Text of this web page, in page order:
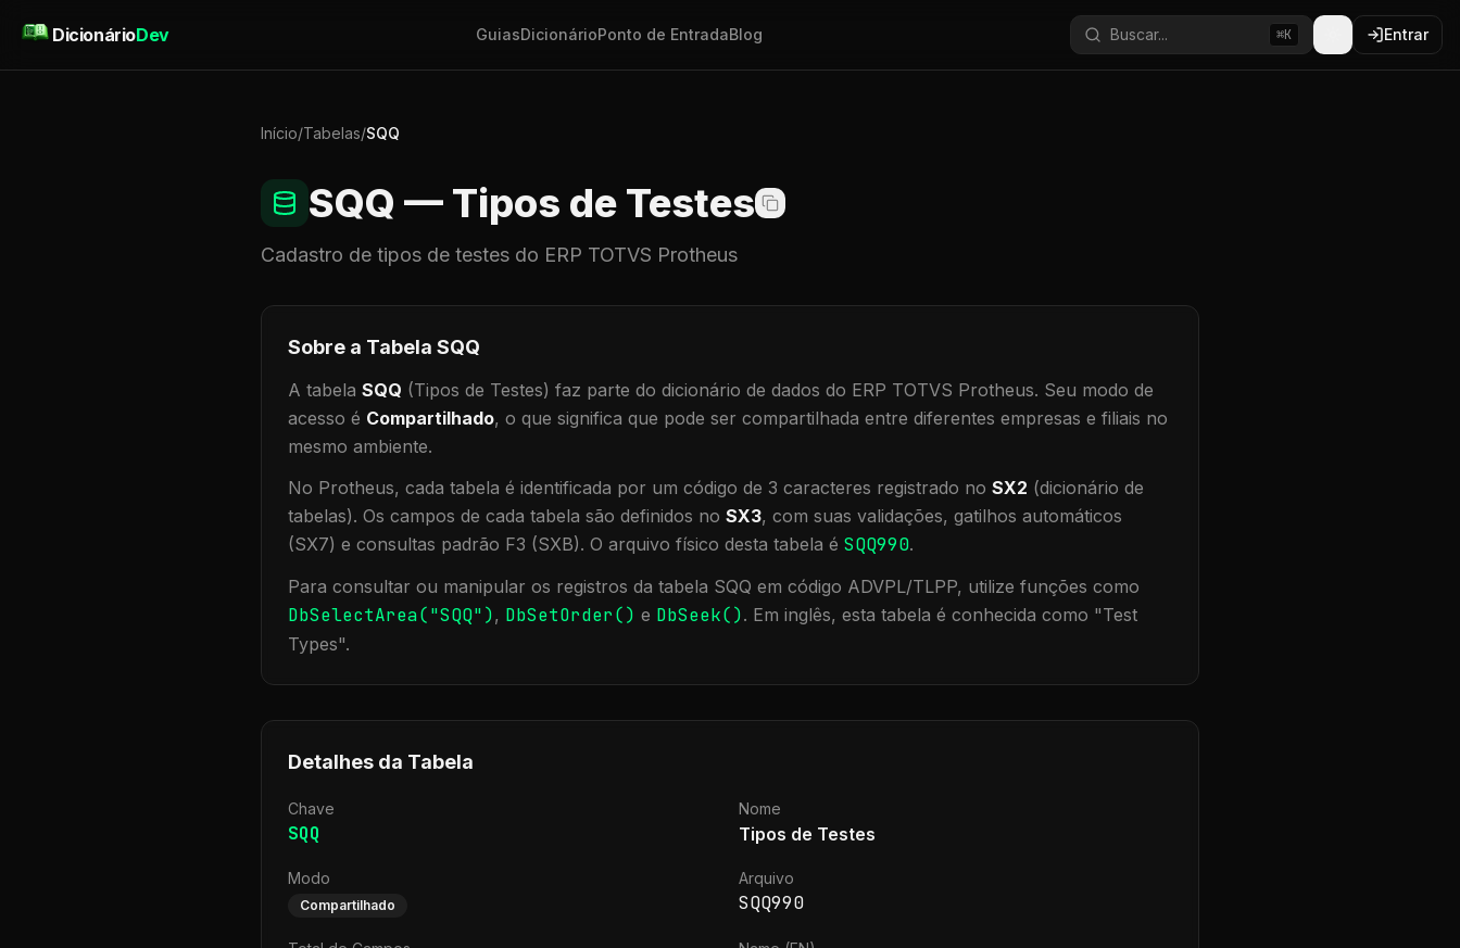
DicionárioDev GuiasDicionárioPonto de EntradaBlog Buscar... ⌘K Entrar
Início/Tabelas/SQQ
SQQ — Tipos de Testes
Cadastro de tipos de testes do ERP TOTVS Protheus
Sobre a Tabela SQQ
A tabela SQQ (Tipos de Testes) faz parte do dicionário de dados do ERP TOTVS Protheus. Seu modo de
acesso é Compartilhado, o que significa que pode ser compartilhada entre diferentes empresas e filiais no
mesmo ambiente.
No Protheus, cada tabela é identificada por um código de 3 caracteres registrado no SX2 (dicionário de
tabelas). Os campos de cada tabela são definidos no SX3, com suas validações, gatilhos automáticos
(SX7) e consultas padrão F3 (SXB). O arquivo físico desta tabela é SQQ990.
Para consultar ou manipular os registros da tabela SQQ em código ADVPL/TLPP, utilize funções como
DbSelectArea("SQQ"), DbSetOrder() e DbSeek(). Em inglês, esta tabela é conhecida como "Test
Types".
Detalhes da Tabela
Chave
SQQ
Nome
Tipos de Testes
Modo
Compartilhado
Arquivo
SQQ990